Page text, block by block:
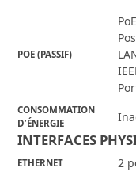
POE (PASSIF)
CONSOMMATION
D’ÉNERGIE
INTERFACES
ETHERNET 2